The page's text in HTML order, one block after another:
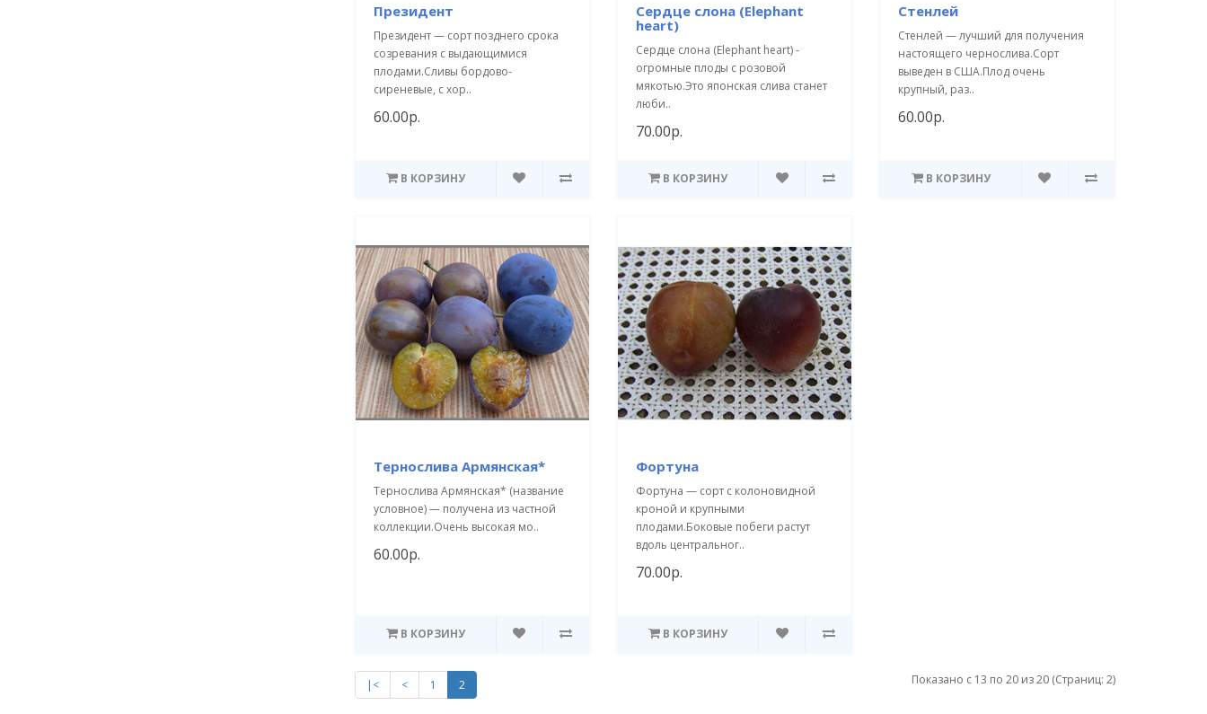
Президент
Президент — сорт позднего срока
созревания с выдающимися
плодами.Сливы бордово-
сиреневые, с хор..
60.00р.
В КОРЗИНУ
Сердце слона (Elephant
heart)
Сердце слона (Elephant heart) -
огромные плоды с розовой
мякотью.Это японская слива станет
люби..
70.00р.
В КОРЗИНУ
Стенлей
Стенлей — лучший для получения
настоящего чернослива.Сорт
выведен в США.Плод очень
крупный, раз..
60.00р.
В КОРЗИНУ
Тернослива Армянская*
Тернослива Армянская* (название
условное) — получена из частной
коллекции.Очень высокая мо..
60.00р.
В КОРЗИНУ
Фортуна
Фортуна — сорт с колоновидной
кроной и крупными
плодами.Боковые побеги растут
вдоль центральног..
70.00р.
В КОРЗИНУ
|< < 1 2 Показано с 13 по 20 из 20 (Страниц: 2)